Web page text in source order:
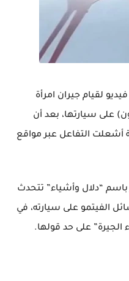
لقيام جيران امرأة
على سيارتها، بعد أن
أشعلت التفاعل عبر مواقع
“دلال وأشياء” تتحدث
الفيتمو على سيارته، في
الجيرة” على حد قولها.